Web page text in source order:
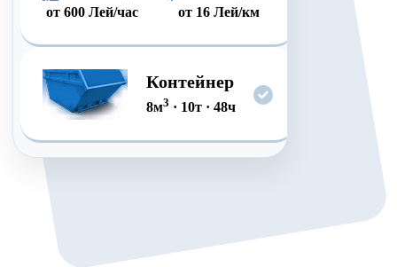
от 600 Лей/час
от 16 Лей/км
Контейнер
8м3 · 10т· 48ч